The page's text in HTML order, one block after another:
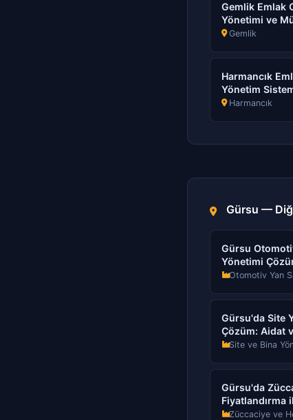
Gemlik Emlak
Yönetimi ve
Gemlik
Harmancık
Yönetim
Harmancık
Gürsu —
Gürsu
Yönetimi
Otomotiv Yan
Gürsu'da Site
Çözüm: Aidat
Site ve Bina
Gürsu'da
Fiyatlandırma
Züccaciye ve